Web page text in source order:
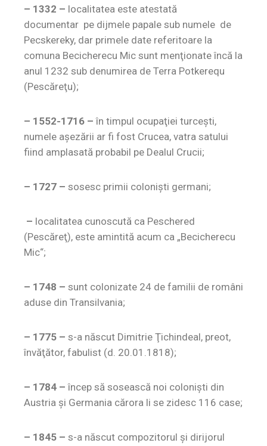
– 1332 – localitatea este atestată
documentar pe dijmele papale sub numele de
Pecskereky, dar primele date referitoare la
comuna Becicherecu Mic sunt menţionate încă la
anul 1232 sub denumirea de Terra Potkerequ
(Pescăreţu);
– 1552-1716 –în timpul ocupaţiei turceşti,
numele aşezării ar fi fost Crucea, vatra satului
fiind amplasată probabil pe Dealul Crucii;
– 1727 – sosesc primii colonişti germani;
– localitatea cunoscută ca Peschered
(Pescăreţ), este amintită acum ca „Becicherecu
Mic“;
– 1748 – sunt colonizate 24 de familii de români
aduse din Transilvania;
– 1775 – s-a născut Dimitrie Ţichindeal, preot,
învăţător, fabulist (d. 20.01.1818);
– 1784 – încep să sosească noi colonişti din
Austria şi Germania cărora li se zidesc 116 case;
– 1845 – s-a născut compozitorul şi dirijorul